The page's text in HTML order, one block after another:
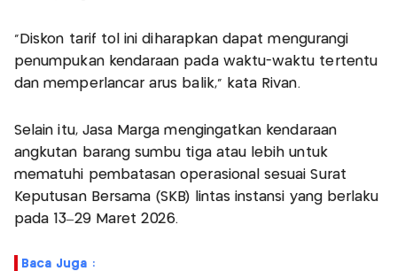
“Diskon tarif tol ini diharapkan dapat mengurangi
penumpukan kendaraan pada waktu-waktu tertentu
dan memperlancar arus balik,” kata Rivan.
Selain itu, Jasa Marga mengingatkan kendaraan
angkutan barang sumbu tiga atau lebih untuk
mematuhi pembatasan operasional sesuai Surat
Keputusan Bersama (SKB) lintas instansi yang berlaku
pada 13–29 Maret 2026.
Baca Juga :